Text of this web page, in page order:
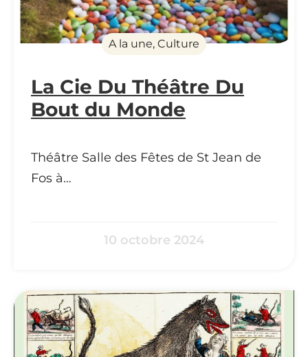
La Cie Du Théâtre Du
Bout du Monde
Théâtre Salle des Fêtes de St Jean de
Fos à…
10 octobre 2024
A la une, Culture